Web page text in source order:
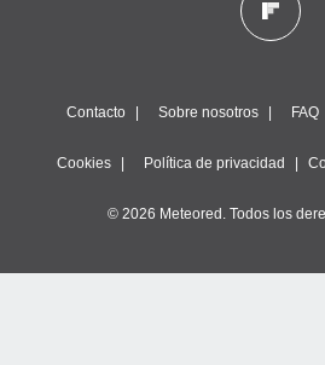
Contacto Sobre nosotros FAQ
Cookies Política de privacidad
© 2026 Meteored. Todos los